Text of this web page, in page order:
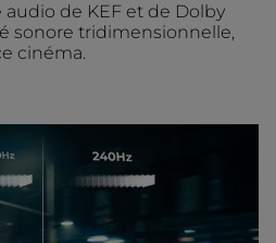
audio de KEF et de Dolby
sonore tridimensionnelle,
cinéma.